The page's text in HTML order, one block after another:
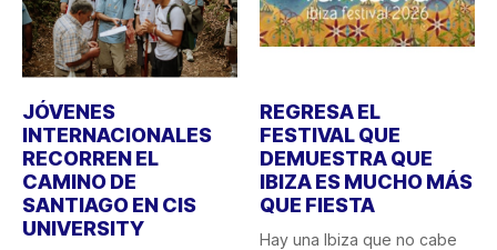
JÓVENES
INTERNACIONALES
RECORREN EL
CAMINO DE
SANTIAGO EN CIS
UNIVERSITY
REGRESA EL
FESTIVAL QUE
DEMUESTRA QUE
IBIZA ES MUCHO MÁS
QUE FIESTA
Hay una Ibiza que no cabe